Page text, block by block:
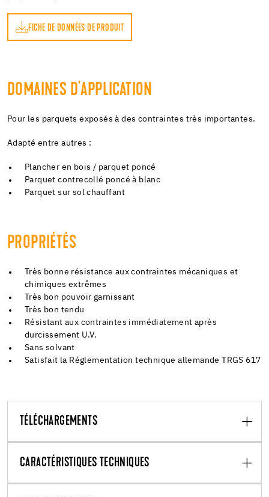
FICHE DE DONNÉES DE PRODUIT
DOMAINES D'APPLICATION
Pour les parquets exposés à des contraintes très importantes.
Adapté entre autres :
Plancher en bois / parquet poncé
Parquet contrecollé poncé à blanc
Parquet sur sol chauffant
PROPRIÉTÉS
Très bonne résistance aux contraintes mécaniques et
chimiques extrêmes
Très bon pouvoir garnissant
Très bon tendu
Résistant aux contraintes immédiatement après
durcissement U.V.
Sans solvant
Satisfait la Réglementation technique allemande TRGS 617
TÉLÉCHARGEMENTS
CARACTÉRISTIQUES TECHNIQUES